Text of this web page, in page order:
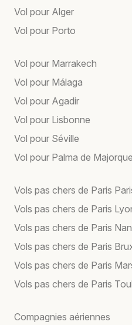
Vol pour Alger
Vol pour Porto
Vol pour Marrakech
Vol pour Málaga
Vol pour Agadir
Vol pour Lisbonne
Vol pour Séville
Vol pour Palma de Majorque
Vols pas chers de Paris
Vols pas chers de Paris
Vols pas chers de Paris
Vols pas chers de Paris
Vols pas chers de Paris
Vols pas chers de Paris
Compagnies aériennes